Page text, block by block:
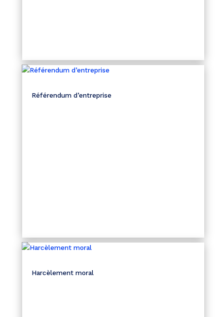
Référendum d’entreprise
Harcèlement moral